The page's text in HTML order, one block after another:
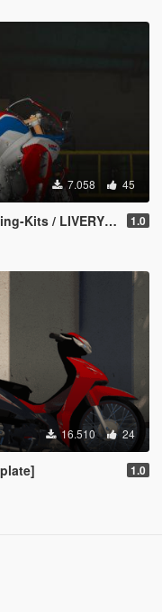
7.058 45
/ Template / Unlock ] 1.0
16.510 24
1.0